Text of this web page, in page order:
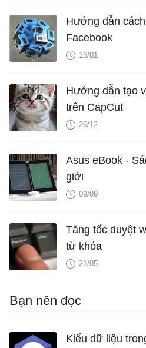
Hướng dẫn
Facebook
16/01
Hướng dẫn tạo
trên CapCut
26/12
Asus eBook -
giới
09/09
Tăng tốc duyệt
từ khóa
21/05
Bạn nên đọc
Kiểu dữ liệu